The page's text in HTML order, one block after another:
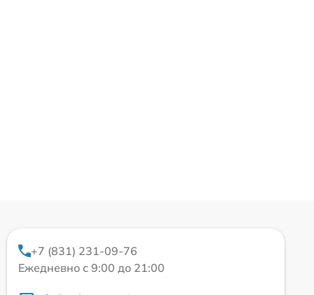
+7 (831) 231-09-76
Ежедневно с 9:00 до 21:00